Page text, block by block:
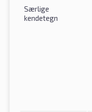
Særlige
kendetegn